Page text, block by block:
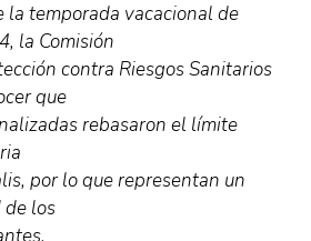
la temporada vacacional de
la Comisión
contra Riesgos Sanitarios
que
rebasaron el límite
por lo que representan un
de los